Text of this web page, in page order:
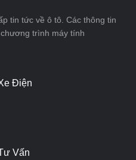
tin tức về ô tô. Các thông tin
trình máy tính
Điện
Vấn